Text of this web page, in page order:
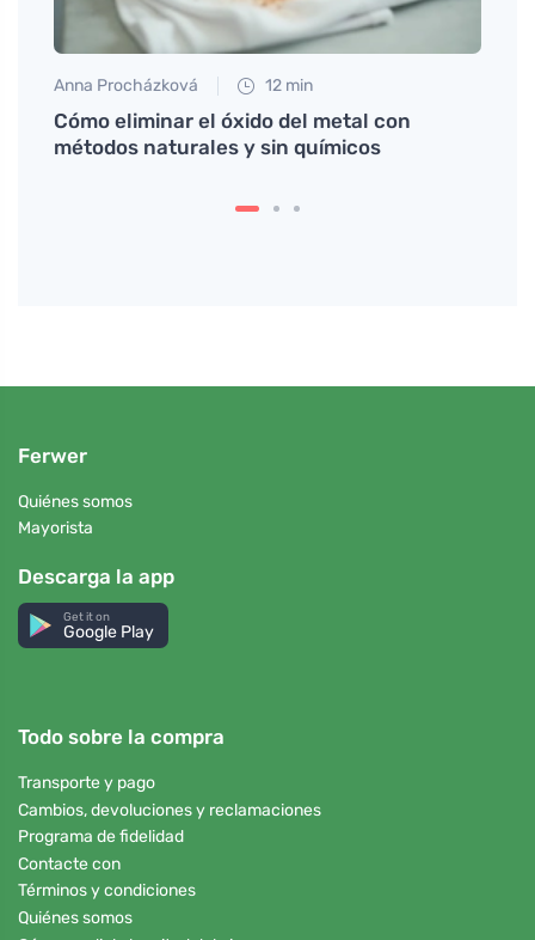
Anna Procházková 12 min
Cómo eliminar el óxido del metal con
métodos naturales y sin químicos
Ferwer
Quiénes somos
Mayorista
Descarga la app
Get it on
Google Play
Todo sobre la compra
Transporte y pago
Cambios, devoluciones y reclamaciones
Programa de fidelidad
Contacte con
Términos y condiciones
Quiénes somos